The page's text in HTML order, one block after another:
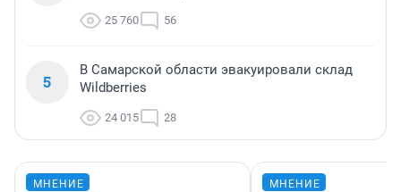
25 760 56
5
В Самарской области эвакуировали склад
Wildberries
24 015 28
МНЕНИЕ МНЕНИЕ